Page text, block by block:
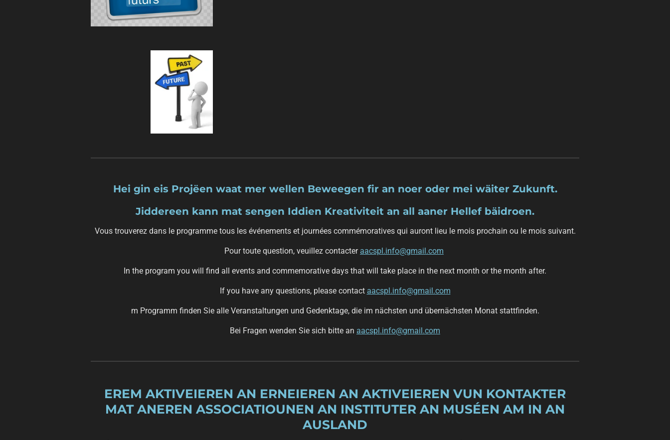
Hei gin eis Projëen waat mer wellen Beweegen fir an noer oder mei wäiter Zukunft.
Jiddereen kann mat sengen Iddien Kreativiteit an all aaner Hellef bäidroen.
Vous trouverez dans le programme tous les événements et journées commémoratives qui auront lieu le mois prochain ou le mois suivant.
Pour toute question, veuillez contacter aacspl.info@gmail.com
In the program you will find all events and commemorative days that will take place in the next month or the month after.
If you have any questions, please contact aacspl.info@gmail.com
m Programm finden Sie alle Veranstaltungen und Gedenktage, die im nächsten und übernächsten Monat stattfinden.
Bei Fragen wenden Sie sich bitte an aacspl.info@gmail.com
EREM AKTIVEIEREN AN ERNEIEREN AN AKTIVEIEREN VUN KONTAKTER
MAT ANEREN ASSOCIATIOUNEN AN INSTITUTER AN MUSÉEN AM IN AN
AUSLAND